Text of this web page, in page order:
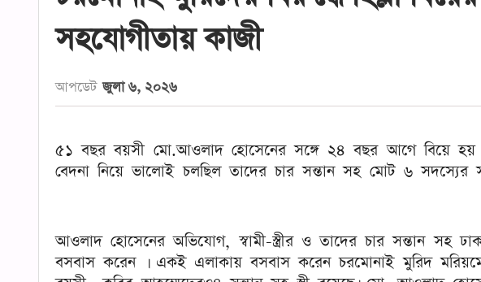
সহযোগীতায় কাজী
আপডেট জুলা ৬, ২০২৬
৫১ বছর বয়সী মো.আওলাদ হোসেনের সঙ্গে ২৪ বছর আগে বিয়ে হয়
বেদনা নিয়ে ভালোই চলছিল তাদের চার সন্তান সহ মোট ৬ সদস্যের
আওলাদ হোসেনের অভিযোগ, স্বামী-স্ত্রীর ও তাদের চার সন্তান সহ
বসবাস করেন । একই এলাকায় বসবাস করেন চরমোনাই মুরিদ